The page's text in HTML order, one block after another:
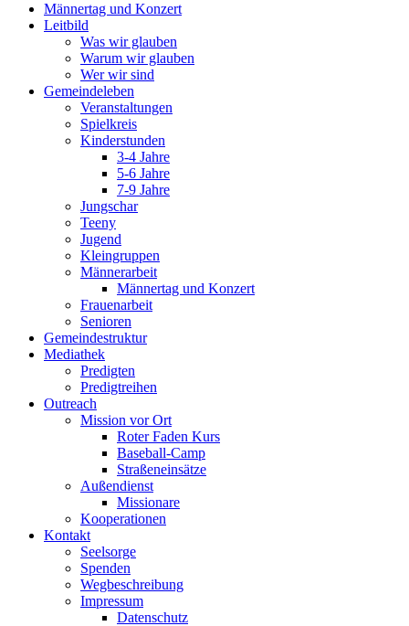
Männertag und Konzert
Leitbild
Was wir glauben
Warum wir glauben
Wer wir sind
Gemeindeleben
Veranstaltungen
Spielkreis
Kinderstunden
3-4 Jahre
5-6 Jahre
7-9 Jahre
Jungschar
Teeny
Jugend
Kleingruppen
Männerarbeit
Männertag und Konzert
Frauenarbeit
Senioren
Gemeindestruktur
Mediathek
Predigten
Predigtreihen
Outreach
Mission vor Ort
Roter Faden Kurs
Baseball-Camp
Straßeneinsätze
Außendienst
Missionare
Kooperationen
Kontakt
Seelsorge
Spenden
Wegbeschreibung
Impressum
Datenschutz